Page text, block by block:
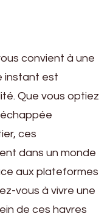
convient à une
instant est
Que vous optiez
ces
dans un monde
aux plateformes
vous à vivre une
de ces havres